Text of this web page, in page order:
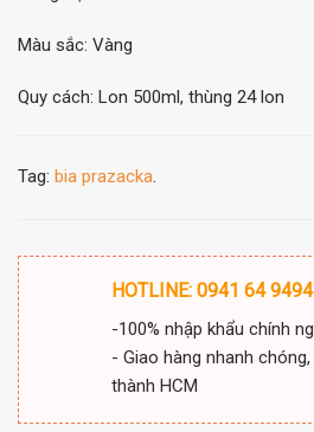
Màu sắc: Vàng
Quy cách: Lon 500ml, thùng 24 lon
Tag: bia prazacka.
HOTLINE: 0941 64 9494
-100% nhập khẩu chính
- Giao hàng nhanh
thành HCM